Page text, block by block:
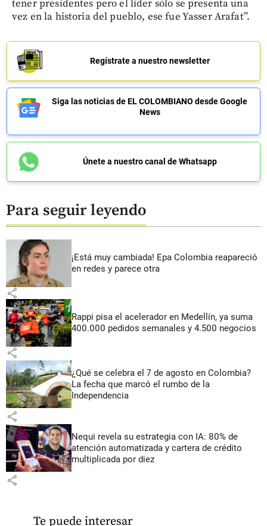
tener presidentes pero el líder sólo se presenta una
vez en la historia del pueblo, ese fue Yasser Arafat”.
Regístrate a nuestro newsletter
Siga las noticias de EL COLOMBIANO desde Google
News
Únete a nuestro canal de Whatsapp
Para seguir leyendo
¡Está muy cambiada! Epa Colombia reapareció
en redes y parece otra
share
Rappi pisa el acelerador en Medellín, ya suma
400.000 pedidos semanales y 4.500 negocios
share
¿Qué se celebra el 7 de agosto en Colombia?
La fecha que marcó el rumbo de la
Independencia
share
Nequi revela su estrategia con IA: 80% de
atención automatizada y cartera de crédito
multiplicada por diez
share
Te puede interesar